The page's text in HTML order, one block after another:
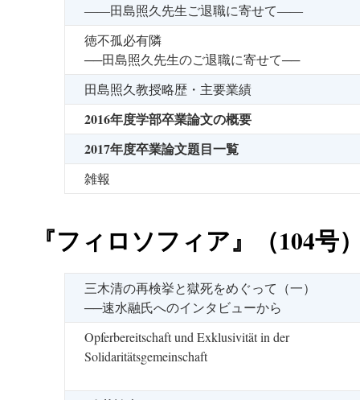
――田島照久先生ご退職に寄せて――
徳不孤必有隣
──田島照久先生のご退職に寄せて──
田島照久教授略歴・主要業績
2016年度学部卒業論文の概要
2017年度卒業論文題目一覧
雑報
『フィロソフィア』（104号
三木清の再検挙と獄死をめぐって（一）
──速水融氏へのインタビューから
Opferbereitschaft und Exklusivität in der
Solidaritätsgemeinschaft